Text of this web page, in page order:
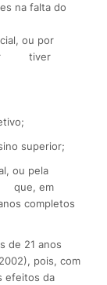
na falta do
ou por
tiver
superior;
ou pela
que, em
completos
de 21 anos
pois, com
efeitos da